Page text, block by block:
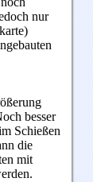
nur
besser
Schießen
die
mit